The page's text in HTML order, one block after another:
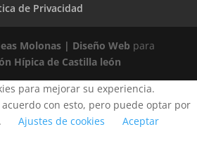
de Privacidad
Molonas | Diseño Web para
Hípica de Castilla león
para mejorar su experiencia.
con esto, pero puede optar por
Ajustes de cookies
Aceptar